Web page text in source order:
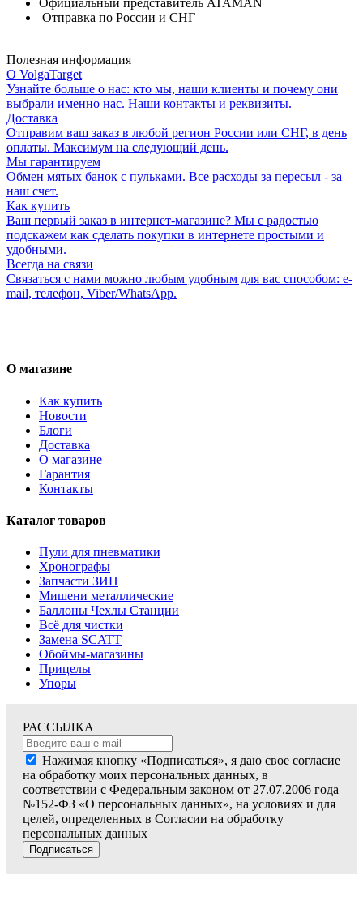
Официальный представитель ATAMAN
Отправка по России и СНГ
Полезная информация
О VolgaTarget
Узнайте больше о нас: кто мы, наши клиенты и почему они
выбрали именно нас. Наши контакты и реквизиты.
Доставка
Отправим ваш заказ в любой регион России или СНГ, в день
оплаты. Максимум на следующий день.
Мы гарантируем
Обмен мятых банок с пульками. Все расходы за пересыл - за
наш счет.
Как купить
Ваш первый заказ в интернет-магазине? Мы с радостью
подскажем как сделать покупки в интернете простыми и
удобными.
Всегда на связи
Связаться с нами можно любым удобным для вас способом: e-
mail, телефон, Viber/WhatsApp.
О магазине
Как купить
Новости
Блоги
Доставка
О магазине
Гарантия
Контакты
Каталог товаров
Пули для пневматики
Хронографы
Запчасти ЗИП
Мишени металлические
Баллоны Чехлы Станции
Всё для чистки
Замена SCATT
Обоймы-магазины
Прицелы
Упоры
РАССЫЛКА
Нажимая кнопку «Подписаться», я даю свое согласие
на обработку моих персональных данных, в
соответствии с Федеральным законом от 27.07.2006 года
№152-ФЗ «О персональных данных», на условиях и для
целей, определенных в Согласии на обработку
персональных данных
Подписаться